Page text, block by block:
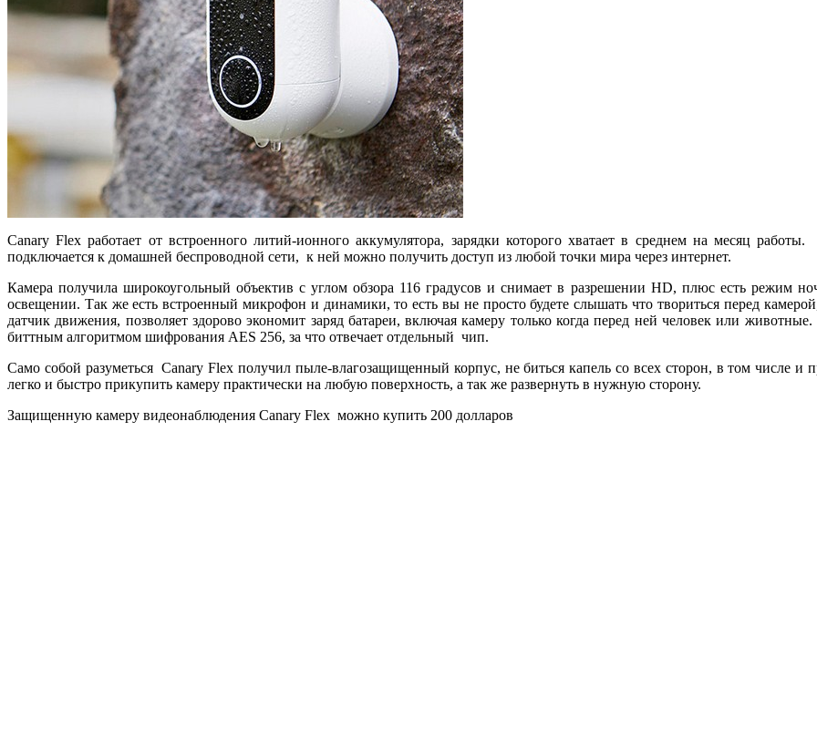
Canary Flex работает от встроенного литий-ионного аккумулятора, зарядки которого хватает в среднем на месяц
подключается к домашней беспроводной сети, к ней можно получить доступ из любой точки мира через интернет.
Камера получила широкоугольный объектив с углом обзора 116 градусов и снимает в разрешении HD, плюс есть режим
освещении. Так же есть встроенный микрофон и динамики, то есть вы не просто будете слышать что твориться перед
датчик движения, позволяет здорово экономит заряд батареи, включая камеру только когда перед ней человек или
биттным алгоритмом шифрования AES 256, за что отвечает отдельный чип.
Само собой разуметься Canary Flex получил пыле-влагозащищенный корпус, не биться капель со всех сторон, в том числе и
легко и быстро прикупить камеру практически на любую поверхность, а так же развернуть в нужную сторону.
Защищенную камеру видеонаблюдения Canary Flex можно купить 200 долларов